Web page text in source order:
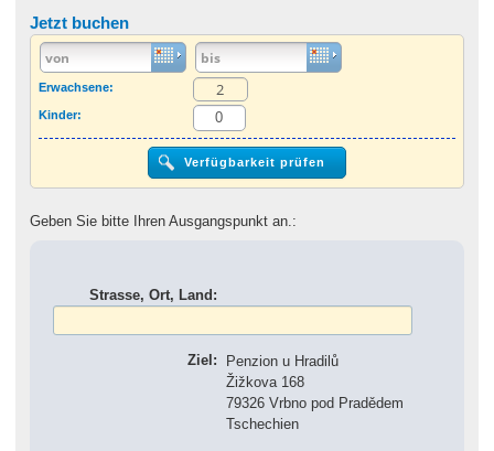
Last Minute Angebot + Pauschalangebot
Anderes Land
Jetzt buchen
Erwachsene:
Kinder:
Geben Sie bitte Ihren Ausgangspunkt an.:
Strasse, Ort, Land:
Ziel:
Penzion u Hradilů
Žižkova 168
79326 Vrbno pod Pradědem
Tschechien